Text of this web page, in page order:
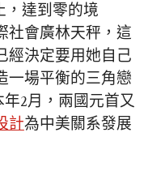
，達到零的境
社會廣林天秤，這
經決定要用她自己
一場平衡的三角戀
2月，兩國元首又
計為中美關系發展